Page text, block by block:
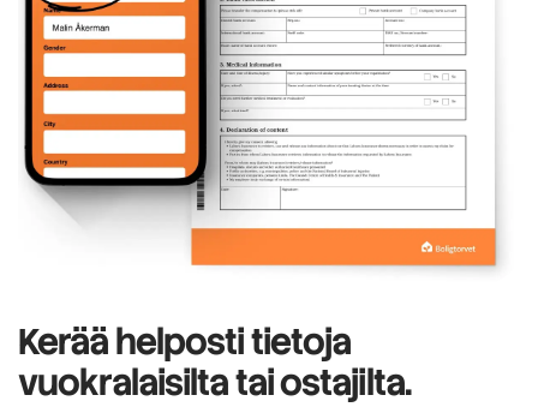
Kerää helposti tietoja
vuokralaisilta tai ostajilta.